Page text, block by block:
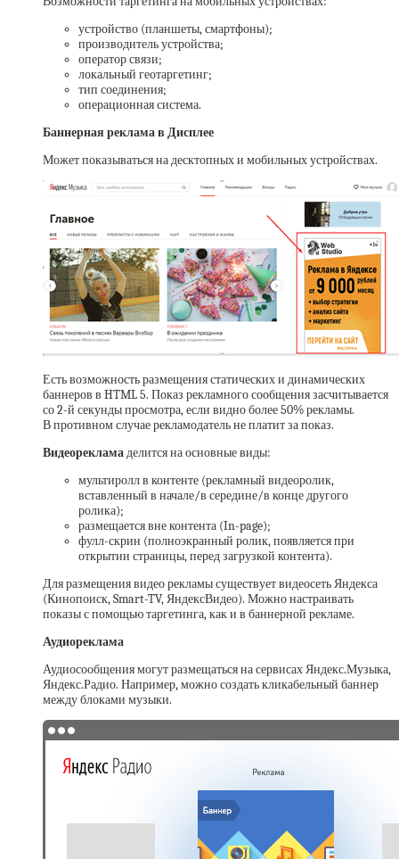
устройство (планшеты, смартфоны);
производитель устройства;
оператор связи;
локальный геотаргетинг;
тип соединения;
операционная система.
Баннерная реклама в Дисплее
Может показываться на десктопных и мобильных устройствах.
Есть возможность размещения статических и динамических
баннеров в HTML 5. Показ рекламного сообщения засчитывается
со 2-й секунды просмотра, если видно более 50% рекламы.
В противном случае рекламодатель не платит за показ.
Видеорекламаделится на основные виды:
мультиролл в контенте (рекламный видеоролик,
вставленный в начале/в середине/в конце другого
ролика);
размещается вне контента (In-page);
фулл-скрин (полноэкранный ролик, появляется при
открытии страницы, перед загрузкой контента).
Для размещения видео рекламы существует видеосеть Яндекса
(Кинопоиск, Smart-TV, ЯндексВидео). Можно настраивать
показы с помощью таргетинга, как и в баннерной рекламе.
Аудиореклама
Аудиосообщения могут размещаться на сервисах Яндекс.Музыка,
Яндекс.Радио. Например, можно создать кликабельный баннер
между блоками музыки.